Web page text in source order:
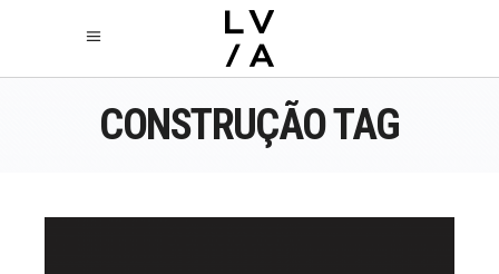
CONSTRUÇÃO TAG